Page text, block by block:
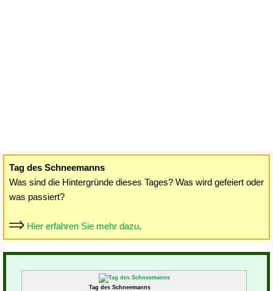
Tag des Schneemanns
Was sind die Hintergründe dieses Tages? Was wird gefeiert oder
was passiert?
Hier erfahren Sie mehr dazu.
Tag des Schneemanns